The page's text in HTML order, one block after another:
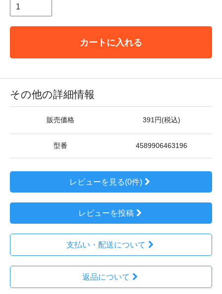
カートに入れる
その他の詳細情報
販売価格 391円(税込)
型番 4589906463196
レビューを見る(0件)
レビューを投稿
支払い・配送について
返品について